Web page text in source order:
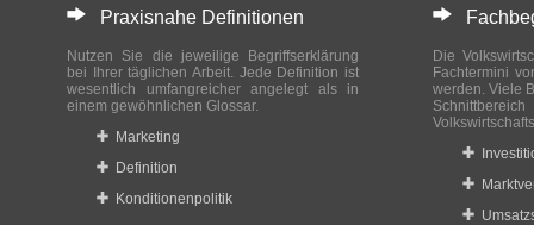
Praxisnahe Definitionen
Nutzen Sie die jeweilige Begriffserklärung
bei Ihrer täglichen Arbeit. Jede Definition ist
wesentlich umfangreicher angelegt als in
einem gewöhnlichen Glossar.
Marketing
Definition
Konditionenpolitik
Die
Fachtermini
werden. Viele